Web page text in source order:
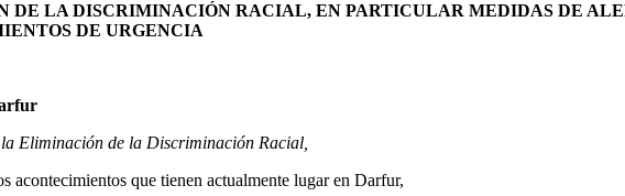
DE LA DISCRIMINACIÓN RACIAL, EN PARTICULAR MEDIDAS DE
DE URGENCIA
Eliminación de la Discriminación Racial,
acontecimientos que tienen actualmente lugar en Darfur,